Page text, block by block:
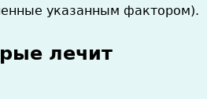
указанным фактором).
лечит